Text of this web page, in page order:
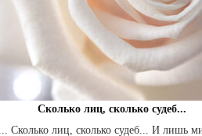
Сколько лиц, сколько судеб...
... Сколько лиц, сколько судеб... И лишь